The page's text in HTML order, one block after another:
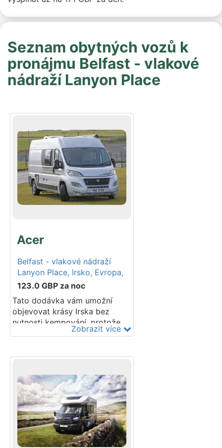
Seznam obytných vozů k
pronájmu Belfast - vlakové
nádraží Lanyon Place
Acer
Belfast - vlakové nádraží
Lanyon Place, Irsko, Evropa,
123.0 GBP za noc
Tato dodávka vám umožní
objevovat krásy Irska bez
nutnosti kempování, protože
disponuje plně vybavenou
toaletou. Má také kompletní
můžete ovládat topení a ohřev
vody – to je skutečný bonus,
když se noci ochladí nebo je
počasí proměnlivé. Tato
kompaktní dodávka má také
plnohodnotnou kuchyňku, což
z ní dělá ideální volbu pro
Zobrazit více